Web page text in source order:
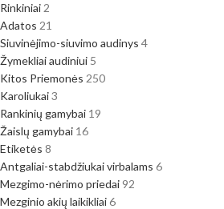
Rinkiniai 2
Adatos 21
Siuvinėjimo-siuvimo audinys 4
Žymekliai audiniui 5
Kitos Priemonės 250
Karoliukai3
Rankinių gamybai 19
Žaislų gamybai 16
Etiketės 8
Antgaliai-stabdžiukai virbalams 6
Mezgimo-nėrimo priedai 92
Mezginio akių laikikliai6